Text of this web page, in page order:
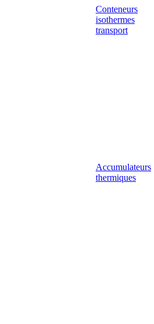
Conteneurs
isothermes
transport
Accumulateurs
thermiques